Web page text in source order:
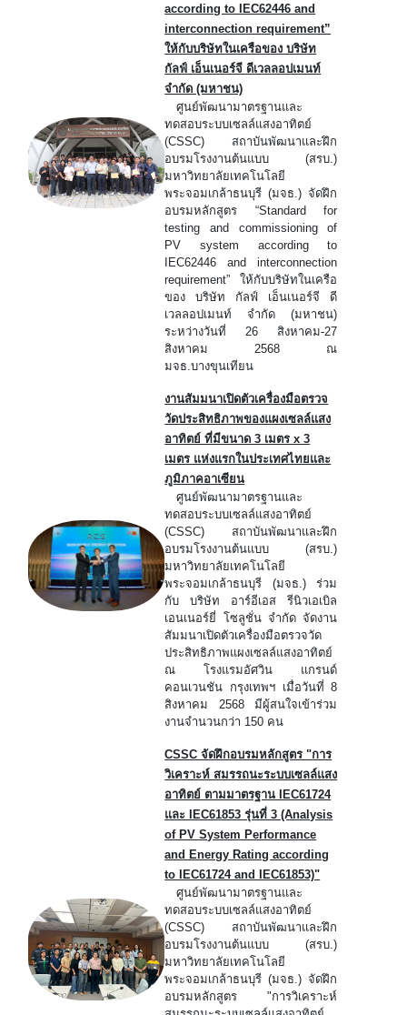
according to IEC62446 and
interconnection requirement”
ให้กับบริษัทในเครือของ บริษัท
กัลฟ์ เอ็นเนอร์จี ดีเวลลอปเมนท์
จำกัด (มหาชน)
ศูนย์พัฒนามาตรฐานและ
ทดสอบระบบเซลล์แสงอาทิตย์
(CSSC) สถาบันพัฒนาและฝึก
อบรมโรงงานต้นแบบ (สรบ.)
มหาวิทยาลัยเทคโนโลยี
พระจอมเกล้าธนบุรี (มจธ.) จัดฝึก
อบรมหลักสูตร “Standard for
testing and commissioning of
PV system according to
IEC62446 and interconnection
requirement” ให้กับบริษัทในเครือ
ของ บริษัท กัลฟ์ เอ็นเนอร์จี ดี
เวลลอปเมนท์ จำกัด (มหาชน)
ระหว่างวันที่ 26 สิงหาคม-27
สิงหาคม 2568 ณ
มจธ.บางขุนเทียน
งานสัมมนาเปิดตัวเครื่องมือตรวจ
วัดประสิทธิภาพของแผงเซลล์แสง
อาทิตย์ ที่มีขนาด 3 เมตร x 3
เมตร แห่งแรกในประเทศไทยและ
ภูมิภาคอาเซียน
ศูนย์พัฒนามาตรฐานและ
ทดสอบระบบเซลล์แสงอาทิตย์
(CSSC) สถาบันพัฒนาและฝึก
อบรมโรงงานต้นแบบ (สรบ.)
มหาวิทยาลัยเทคโนโลยี
พระจอมเกล้าธนบุรี (มจธ.) ร่วม
กับ บริษัท อาร์อีเอส รีนิวเอเบิล
เอนเนอร์ยี่ โซลูชั่น จำกัด จัดงาน
สัมมนาเปิดตัวเครื่องมือตรวจวัด
ประสิทธิภาพแผงเซลล์แสงอาทิตย์
ณ โรงแรมอัศวิน แกรนด์
คอนเวนชัน กรุงเทพฯ เมื่อวันที่ 8
สิงหาคม 2568 มีผู้สนใจเข้าร่วม
งานจำนวนกว่า 150 คน
CSSC จัดฝึกอบรมหลักสูตร "การ
วิเคราะห์ สมรรถนะระบบเซลล์แสง
อาทิตย์ ตามมาตรฐาน IEC61724
และ IEC61853 รุ่นที่ 3 (Analysis
of PV System Performance
and Energy Rating according
to IEC61724 and IEC61853)"
ศูนย์พัฒนามาตรฐานและ
ทดสอบระบบเซลล์แสงอาทิตย์
(CSSC) สถาบันพัฒนาและฝึก
อบรมโรงงานต้นแบบ (สรบ.)
มหาวิทยาลัยเทคโนโลยี
พระจอมเกล้าธนบุรี (มจธ.) จัดฝึก
อบรมหลักสูตร "การวิเคราะห์